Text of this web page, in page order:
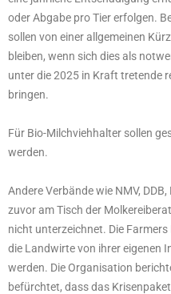
oder Abgabe pro Tier erfolgen.
sollen von einer allgemeinen
bleiben, wenn sich dies als
unter die 2025 in Kraft tretende
bringen.
Für Bio-Milchviehhalter sollen
werden.
Andere Verbände wie NMV,
zuvor am Tisch der
nicht unterzeichnet. Die
die Landwirte von ihrer eigenen
werden. Die Organisation
befürchtet, dass das